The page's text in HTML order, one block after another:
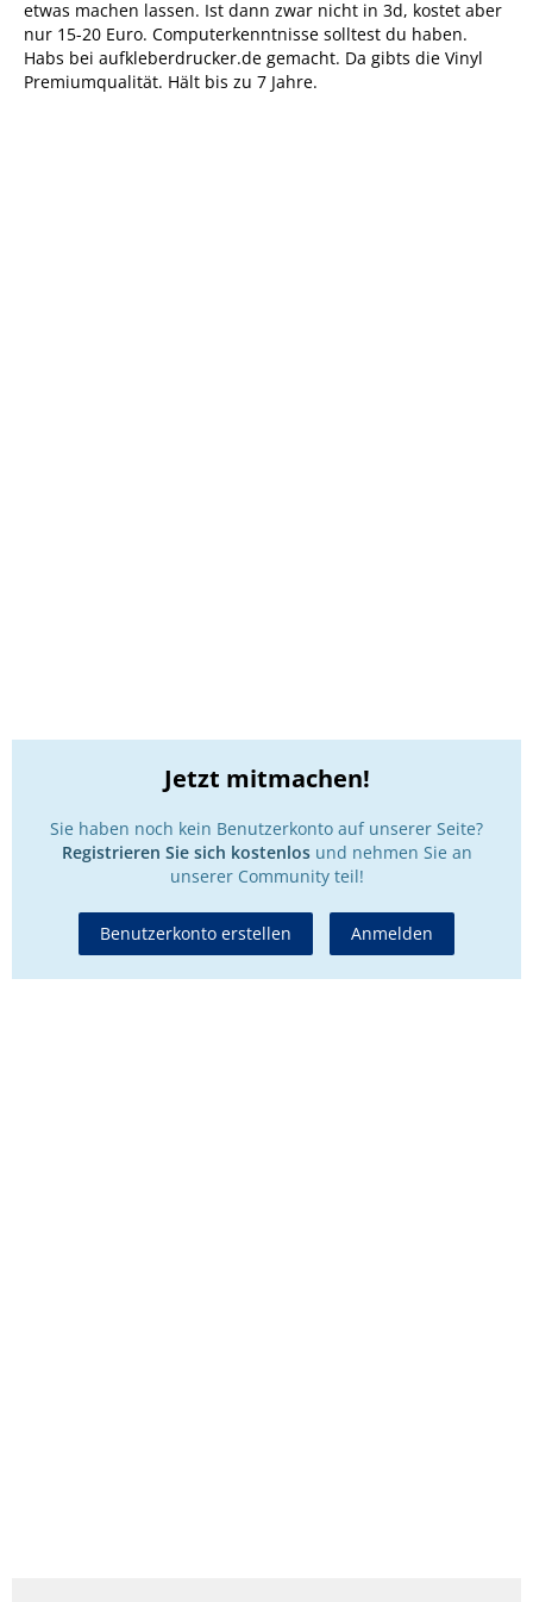
etwas machen lassen. Ist dann zwar nicht in 3d, kostet aber
nur 15-20 Euro. Computerkenntnisse solltest du haben.
Habs bei aufkleberdrucker.de gemacht. Da gibts die Vinyl
Premiumqualität. Hält bis zu 7 Jahre.
Jetzt mitmachen!
Sie haben noch kein Benutzerkonto auf unserer Seite?
Registrieren Sie sich kostenlosund nehmen Sie an
unserer Community teil!
Benutzerkonto erstellen Anmelden